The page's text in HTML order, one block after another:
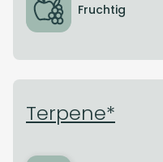
Fruchtig
Terpene*